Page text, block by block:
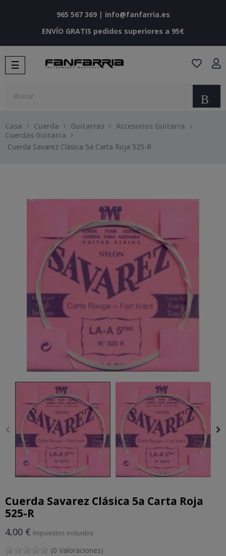
965 567 369| info@fanfarria.es
ENVÍO GRATIS pedidos superiores a 95€
Navegación
de
☰
Casa Cuerda Guitarras
Accesorios Guitarra
Cuerdas Guitarra
Cuerda Savarez Clásica 5a Carta Roja 525-R
Cuerda Savarez Clásica 5a Carta Roja
525-R
4,00 € Impuestos incluidos
(0 Valoraciones)